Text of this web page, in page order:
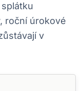
roční úrokové
v